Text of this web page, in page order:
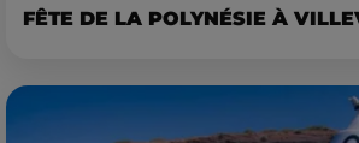
FÊTE DE LA POLYNÉSIE À